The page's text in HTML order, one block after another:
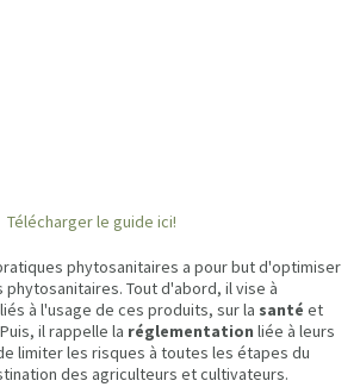
Télécharger le guide ici!
phytosanitaires a pour but d'optimiser
Tout d'abord, il vise à
liés à l'usage de ces produits, sur la santé et
il rappelle la réglementation liée à leurs
limiter les risques à toutes les étapes du
des agriculteurs et cultivateurs.